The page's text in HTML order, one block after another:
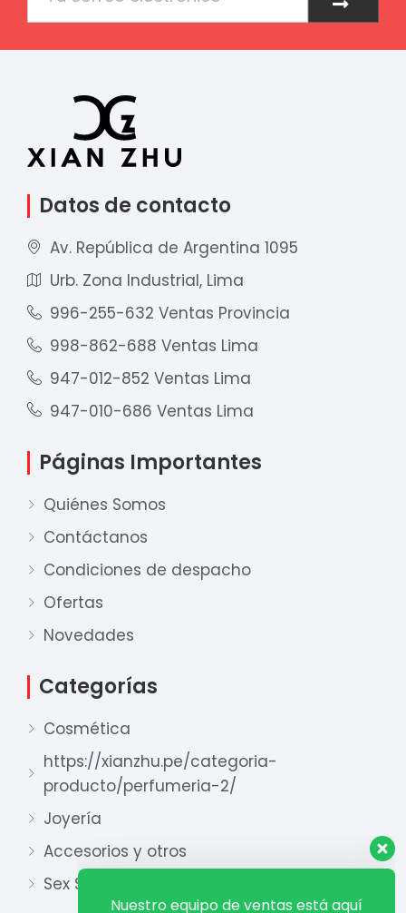
Datos de contacto
Av. República de Argentina 1095
Urb. Zona Industrial, Lima
996-255-632 Ventas Provincia
998-862-688 Ventas Lima
947-012-852 Ventas Lima
947-010-686 Ventas Lima
Páginas Importantes
Quiénes Somos
Contáctanos
Condiciones de despacho
Ofertas
Novedades
Categorías
Cosmética
https://xianzhu.pe/categoria-
producto/perfumeria-2/
Joyería
Accesorios y otros
Sex Shop
para responder a sus preguntas. ¡Lo
Disponible
Ventas Lima 1
Ventas Lima 2